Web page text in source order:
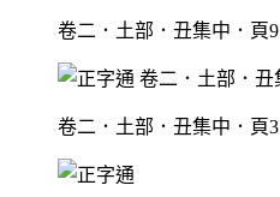
卷二．土部．丑集中．頁9
卷二．土部．丑集中．頁3